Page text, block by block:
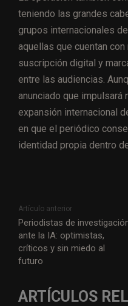
teniendo las grandes
grupos internacionales
aquellas que cuentan
suscripción digital y
entre las audiencias.
anunciado que impulsará
expansión internacional
en que el periódico
identidad propia dentro
Artículo anterior
Periodistas de
ante la IA: optimistas,
críticos y sin miedo al
futuro
ARTÍCULOS